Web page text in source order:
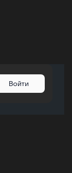
Войти